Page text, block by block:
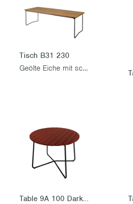
Tisch B31 230
Geölte Eiche mit schwarzem Gestell
Table 9A 100 Dark red oak with black steel base